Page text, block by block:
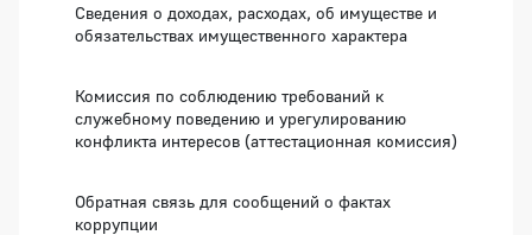
Сведения о доходах, расходах, об имуществе и
обязательствах имущественного характера
Комиссия по соблюдению требований к
служебному поведению и урегулированию
конфликта интересов (аттестационная комиссия)
Обратная связь для сообщений о фактах
коррупции